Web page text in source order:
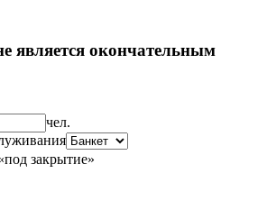
является окончательным
чел.
закрытие»